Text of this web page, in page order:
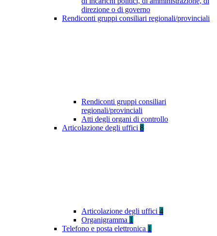
direzione o di governo
Rendiconti gruppi consiliari regionali/provinciali
Rendiconti gruppi consiliari
regionali/provinciali
Atti degli organi di controllo
Articolazione degli uffici 8
Articolazione degli uffici 4
Organigramma 1
Telefono e posta elettronica 1